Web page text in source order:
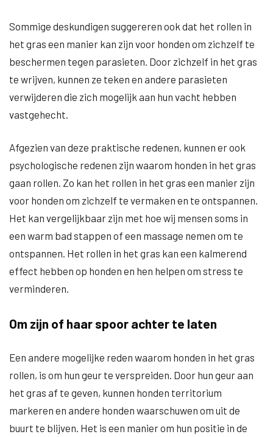
Sommige deskundigen suggereren ook dat het rollen in
het gras een manier kan zijn voor honden om zichzelf te
beschermen tegen parasieten. Door zichzelf in het gras
te wrijven, kunnen ze teken en andere parasieten
verwijderen die zich mogelijk aan hun vacht hebben
vastgehecht.
Afgezien van deze praktische redenen, kunnen er ook
psychologische redenen zijn waarom honden in het gras
gaan rollen. Zo kan het rollen in het gras een manier zijn
voor honden om zichzelf te vermaken en te ontspannen.
Het kan vergelijkbaar zijn met hoe wij mensen soms in
een warm bad stappen of een massage nemen om te
ontspannen. Het rollen in het gras kan een kalmerend
effect hebben op honden en hen helpen om stress te
verminderen.
Om zijn of haar spoor achter te laten
Een andere mogelijke reden waarom honden in het gras
rollen, is om hun geur te verspreiden. Door hun geur aan
het gras af te geven, kunnen honden territorium
markeren en andere honden waarschuwen om uit de
buurt te blijven. Het is een manier om hun positie in de